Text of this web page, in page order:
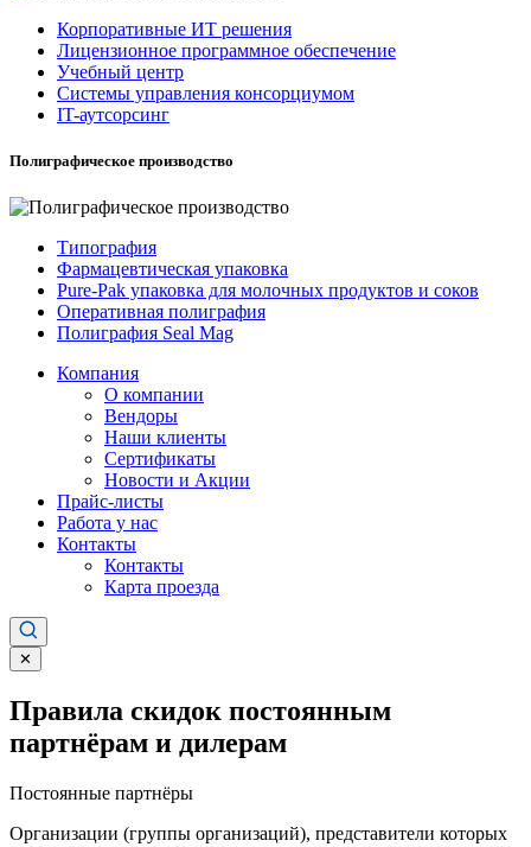
Корпоративные ИТ решения
Лицензионное программное обеспечение
Учебный центр
Системы управления консорциумом
IT-аутсорсинг
Полиграфическое производство
Типография
Фармацевтическая упаковка
Pure-Pak упаковка для молочных продуктов и соков
Оперативная полиграфия
Полиграфия Seal Mag
Компания
О компании
Вендоры
Наши клиенты
Сертификаты
Новости и Акции
Прайс-листы
Работа у нас
Контакты
Контакты
Карта проезда
✕
Правила скидок постоянным
партнёрам и дилерам
Постоянные партнёры
Организации (группы организаций), представители которых